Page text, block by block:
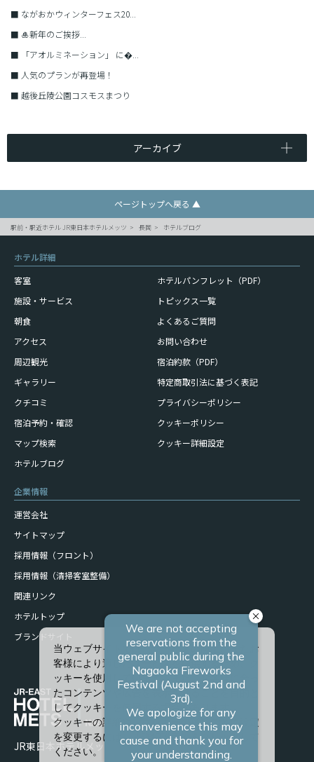
■ ながおかウィンターフェス20...
■ 🎍新年のご挨拶...
■
「アオルミネーション」 に�...
■ 人気のプランが再登場！
■ 越後丘陵公園コスモスまつり
アーカイブ
ページトップへ戻る ▲
駅前・駅近ホテル JR東日本ホテルメッツ 長岡 ホテルブログ
ホテル詳細
客室
施設・サービス
朝食
アクセス
周辺観光
ギャラリー
クチコミ
宿泊予約・確認
マップ検索
ホテルブログ
ホテルパンフレット（PDF）
トピックス一覧
よくあるご質問
お問い合わせ
宿泊約款（PDF）
特定商取引法に基づく表記
プライバシーポリシー
クッキーポリシー
クッキー詳細設定
企業情報
運営会社
サイトマップ
採用情報（フロント）
採用情報（清掃客室整備）
関連リンク
ホテルトップ
ブランドサイト
JR東日本ホテルメッツ 長岡
当ウェブサイトでは、サービスの向上、またお
客様により適したサービスを提供するため、ク
ッキーを使用しています。また、お客様に合っ
たコンテンツや広告を表示させることを目的と
してクッキーを使用する場合があります。
クッキーの詳細や、クッキーの種類ごとに設定
を変更するには、「詳細設定」をクリックして
ください。